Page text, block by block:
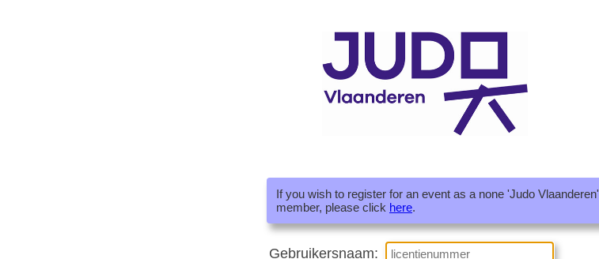
If you wish to register for an event as a none 'Judo Vlaanderen'
member, please click here.
Gebruikersnaam: